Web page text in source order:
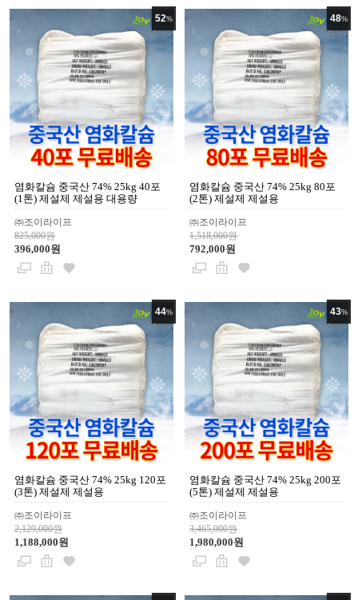
52%
염화칼슘 중국산 74% 25kg 40포
(1톤) 제설제 제설용 대용량
㈜조이라이프
825,000원
396,000원
48%
염화칼슘 중국산 74% 25kg 80포
(2톤) 제설제 제설용
㈜조이라이프
1,518,000원
792,000원
44%
염화칼슘 중국산 74% 25kg 120포
(3톤) 제설제 제설용
㈜조이라이프
2,129,000원
1,188,000원
43%
염화칼슘 중국산 74% 25kg 200포
(5톤) 제설제 제설용
㈜조이라이프
3,465,000원
1,980,000원